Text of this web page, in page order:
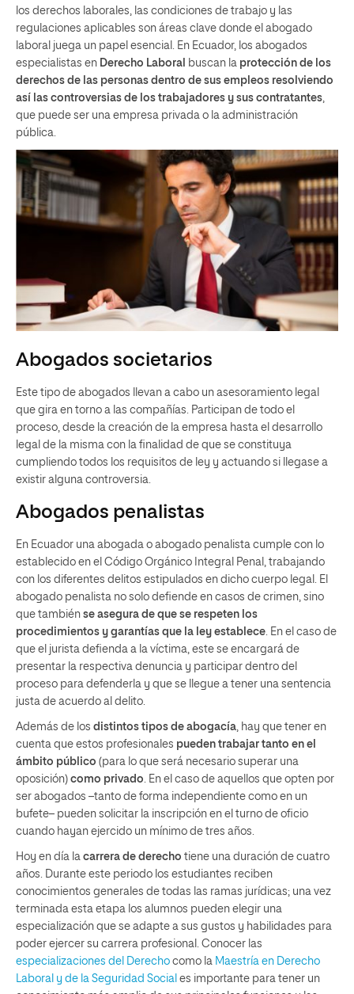
los derechos laborales, las condiciones de trabajo y las
regulaciones aplicables son áreas clave donde el abogado
laboral juega un papel esencial. En Ecuador, los abogados
especialistas en Derecho Laboral buscan la protección de los
derechos de las personas dentro de sus empleos resolviendo
así las controversias de los trabajadores y sus contratantes
que puede ser una empresa privada o la administración
pública.
Abogados societarios
Este tipo de abogados llevan a cabo un asesoramiento legal
que gira en torno a las compañías. Participan de todo el
proceso, desde la creación de la empresa hasta el desarrollo
legal de la misma con la finalidad de que se constituya
cumpliendo todos los requisitos de ley y actuando si llegase a
existir alguna controversia.
Abogados penalistas
En Ecuador una abogada o abogado penalista cumple con lo
establecido en el Código Orgánico Integral Penal, trabajando
con los diferentes delitos estipulados en dicho cuerpo legal. El
abogado penalista no solo defiende en casos de crimen, sino
que también se asegura de que se respeten los
procedimientos y garantías que la ley establece. En el caso de
que el jurista defienda a la víctima, este se encargará de
presentar la respectiva denuncia y participar dentro del
proceso para defenderla y que se llegue a tener una sentencia
justa de acuerdo al delito.
Además de los distintos tipos de abogacía, hay que tener en
cuenta que estos profesionales pueden trabajar tanto en el
ámbito público (para lo que será necesario superar una
oposición) como privado. En el caso de aquellos que opten por
ser abogados –tanto de forma independiente como en un
bufete– pueden solicitar la inscripción en el turno de oficio
cuando hayan ejercido un mínimo de tres años.
Hoy en día la carrera de derecho tiene una duración de cuatro
años. Durante este periodo los estudiantes reciben
conocimientos generales de todas las ramas jurídicas; una vez
terminada esta etapa los alumnos pueden elegir una
especialización que se adapte a sus gustos y habilidades para
poder ejercer su carrera profesional. Conocer las
especializaciones del Derecho como la Maestría en Derecho
Laboral y de la Seguridad Social es importante para tener un